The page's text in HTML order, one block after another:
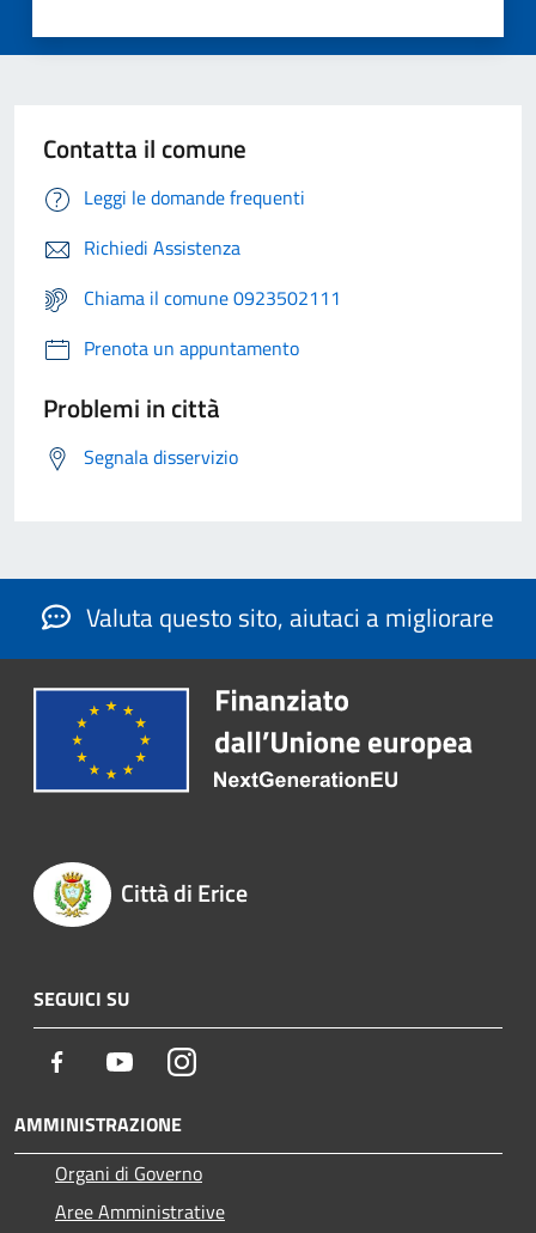
Contatta il comune
Leggi le domande frequenti
Richiedi Assistenza
Chiama il comune 0923502111
Prenota un appuntamento
Problemi in città
Segnala disservizio
Valuta questo sito, aiutaci a migliorare
Città di Erice
SEGUICI SU
Facebook YoutubeInstagram
AMMINISTRAZIONE
Organi di Governo
Aree Amministrative